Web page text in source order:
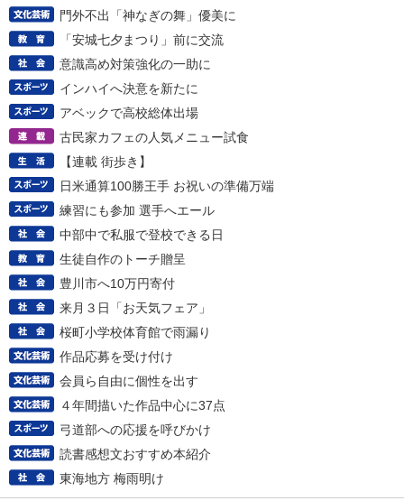
門外不出「神なぎの舞」優美に
「安城七夕まつり」前に交流
意識高め対策強化の一助に
インハイへ決意を新たに
アベックで高校総体出場
古民家カフェの人気メニュー試食
【連載 街歩き】
日米通算100勝王手 お祝いの準備万端
練習にも参加 選手へエール
中部中で私服で登校できる日
生徒自作のトーチ贈呈
豊川市へ10万円寄付
来月３日「お天気フェア」
桜町小学校体育館で雨漏り
作品応募を受け付け
会員ら自由に個性を出す
４年間描いた作品中心に37点
弓道部への応援を呼びかけ
読書感想文おすすめ本紹介
東海地方 梅雨明け